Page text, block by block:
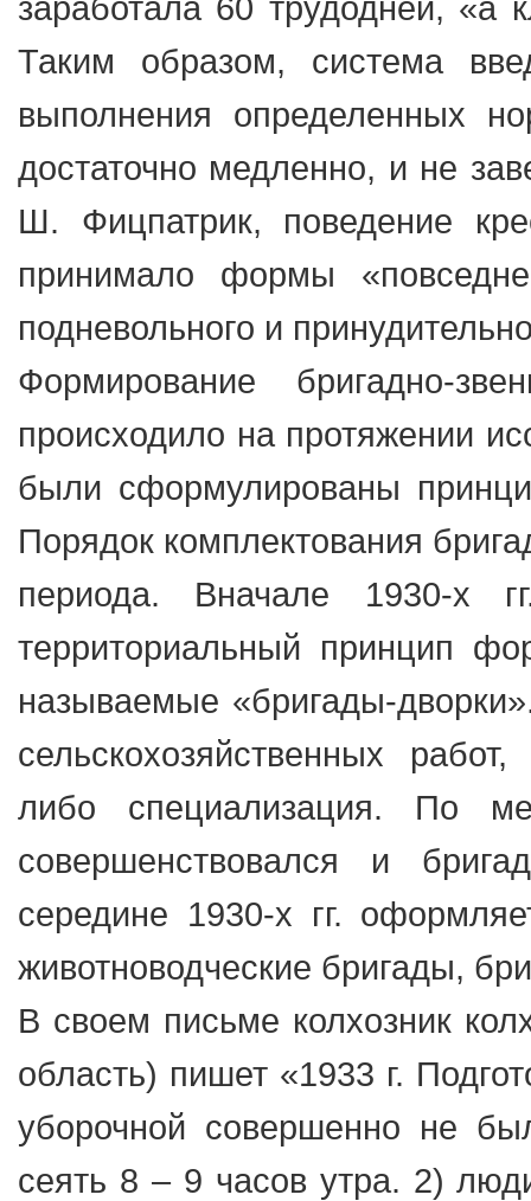
Таким образом, система
выполнения определенных
достаточно медленно, и не
Ш. Фицпатрик, поведение
принимало формы
подневольного и
Формирование бригадно-
происходило на протяжении
были сформулированы
Порядок комплектования
периода. Вначале 1930-х
территориальный принцип
называемые «бригады-
сельскохозяйственных
либо специализация. По
совершенствовался и
середине 1930-х гг.
животноводческие бригады,
В своем письме колхозник
область) пишет «1933 г.
уборочной совершенно не
сеять 8 – 9 часов утра. 2)